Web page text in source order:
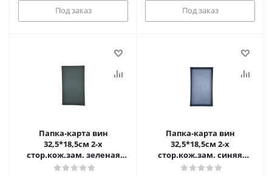
Под заказ Под заказ
Папка-карта вин
32,5*18,5см 2-х
стор.кож.зам. зеленая
съемные файлы /1/ Под
Папка-карта вин
32,5*18,5см 2-х
стор.кож.зам. синяя
съемные файлы /1/ Под